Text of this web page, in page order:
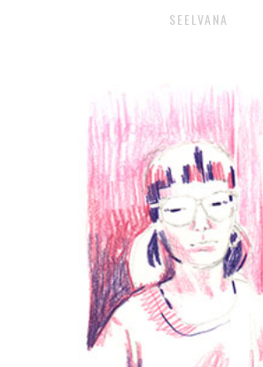
SEELVANA